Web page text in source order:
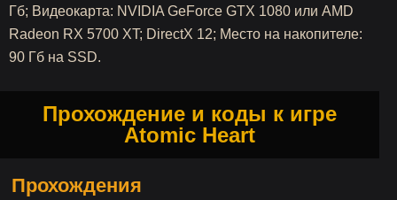
Гб; Видеокарта: NVIDIA GeForce GTX 1080 или AMD
Radeon RX 5700 XT; DirectX 12; Место на накопителе:
90 Гб на SSD.
Прохождение и коды к игре
Atomic Heart
Прохождения